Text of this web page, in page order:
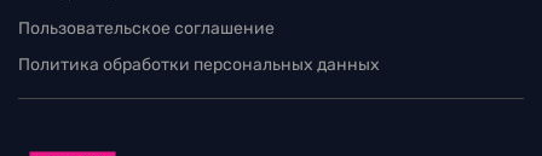
Пользовательское соглашение
Политика обработки персональных данных